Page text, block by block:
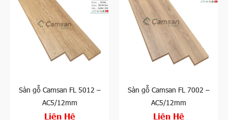
Sàn gỗ Camsan FL 5012 –
AC5/12mm
Liên Hệ
Sàn gỗ Camsan FL 7002 –
AC5/12mm
Liên Hệ